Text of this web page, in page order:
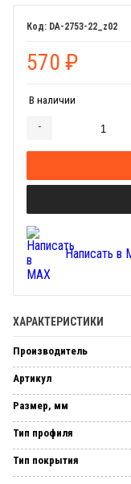
DA-2753-22_z02
570 ₽
В наличии
-
Написать в
ХАРАКТЕРИСТИКИ
Производитель
Артикул
Размер, мм
Тип профиля
Тип покрытия